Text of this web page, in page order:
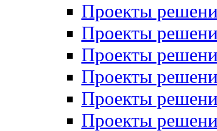
Проекты
Проекты
Проекты
Проекты
Проекты
Проекты